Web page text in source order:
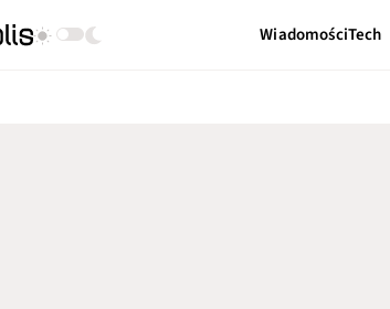
WiadomościTech